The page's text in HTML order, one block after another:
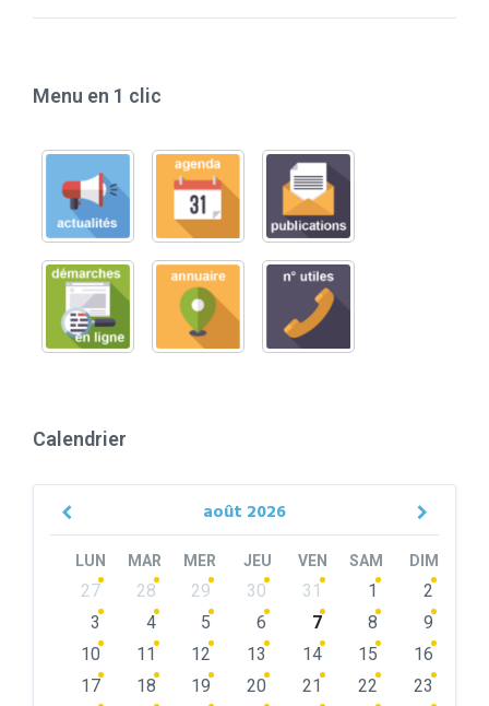
Menu en 1 clic
Calendrier
août 2026
Previous
LUN MAR MER JEU VEN SAM DIM
Skip
calendar
27 28 29 30 31 1
2
3
4 5 6 7 8
9
10
11 12 13 14 15
16
17
18 19 20 21 22
23